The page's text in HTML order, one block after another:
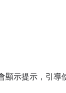
示提示，引導